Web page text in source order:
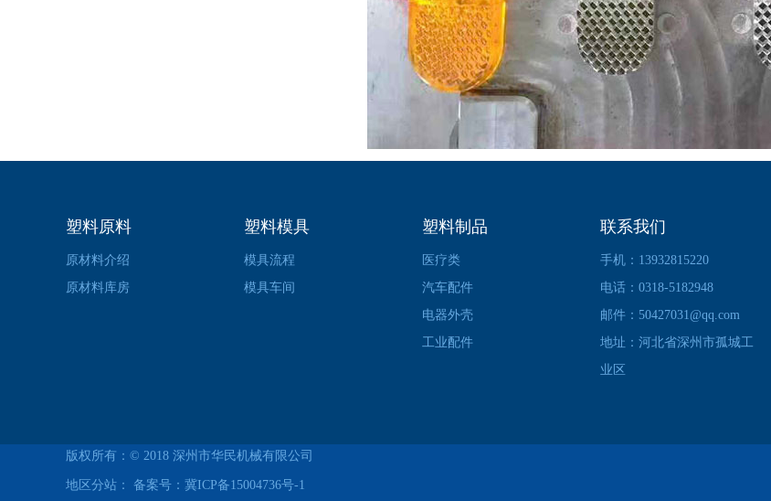
塑料原料
原材料介绍
原材料库房
塑料模具
模具流程
模具车间
塑料制品
医疗类
汽车配件
电器外壳
工业配件
联系我们
手机：13932815220
电话：0318-5182948
邮件：50427031@qq.com
地址：河北省深州市孤城工
业区
版权所有：© 2018 深州市华民机械有限公司
地区分站： 备案号： 冀ICP备15004736号-1